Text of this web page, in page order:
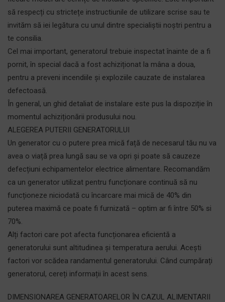
să respecți cu strictețe instructiunile de utilizare scrise sau te
invităm să iei legătura cu unul dintre specialiștii noștri pentru a
te consilia.
Cel mai important, generatorul trebuie inspectat înainte de a fi
pornit, în special dacă a fost achiziționat la mâna a doua,
pentru a preveni incendiile și exploziile cauzate de instalarea
defectoasă.
În general, un ghid detaliat de instalare este pus la dispoziție în
momentul achiziționării produsului nou.
ALEGEREA PUTERII GENERATORULUI
Un generator cu o putere prea mică față de necesarul tău nu va
avea o viață prea lungă sau se va opri și poate să cauzeze
defecțiuni echipamentelor electrice alimentare. Recomandăm
ca un generator utilizat pentru funcționare continuă să nu
funcționeze niciodată cu încarcare mai mică de 40% din
puterea maximă ce poate fi furnizată – optim ar fi între 50% si
70%.
Alți factori care pot afecta funcționarea eficientă a
generatorului sunt altitudinea și temperatura aerului. Acești
factori vor scădea randamentul generatorului. Când cumpărați
generatorul, cereți informații în acest sens.
DIMENSIONAREA GENERATOARELOR ÎN CAZUL ALIMENTARII